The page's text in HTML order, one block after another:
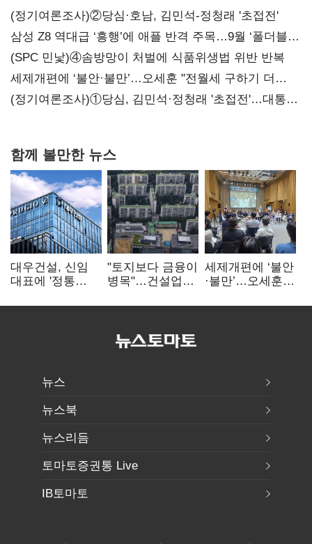
(정기여론조사)②당심·호남, 김민석-정청래 '초접전'
삼성 Z8 역대급 ‘흥행’에 애플 반격 주목…9월 ‘폴더블
대전’
(SPC 민낯)④솜방망이 처벌에 식품위생법 위반 반복
세제개편에 ‘불안·불만’…오세훈 "전월세 구하기 더
힘들어질 것"
(정기여론조사)①당심, 김민석·정청래 '초접전'…대통령
함께 볼만한 뉴스
대우건설, 신임
대표에 '정통
부사장 내정
"토지보다 금융이
병목"…건설업계,
해소 목소리
세제개편에 ‘불안
·불만’…오세훈
더 힘들어질 것"
뉴스
뉴스북
뉴스리듬
토마토증권통 Live
IB토마토